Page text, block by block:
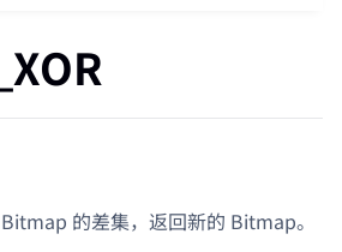
的差集，返回新的 Bitmap。